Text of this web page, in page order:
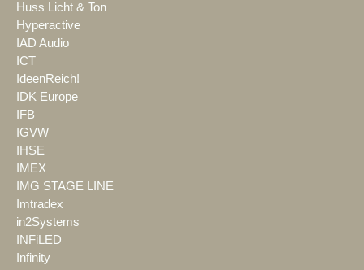
Huss Licht & Ton
Hyperactive
IAD Audio
ICT
IdeenReich!
IDK Europe
IFB
IGVW
IHSE
IMEX
IMG STAGE LINE
Imtradex
in2Systems
INFiLED
Infinity